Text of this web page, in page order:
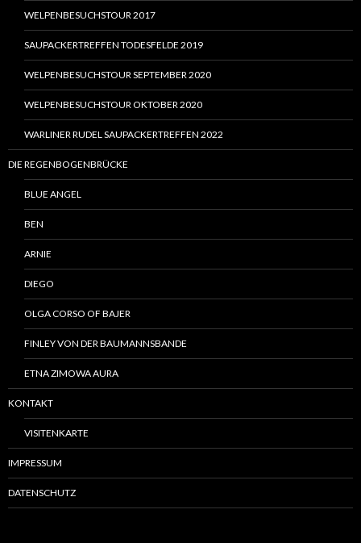
WELPENBESUCHSTOUR 2017
SAUPACKERTREFFEN TODESFELDE 2019
WELPENBESUCHSTOUR SEPTEMBER 2020
WELPENBESUCHSTOUR OKTOBER 2020
WARLINER RUDEL SAUPACKERTREFFEN 2022
DIE REGENBOGENBRÜCKE
BLUE ANGEL
BEN
ARNIE
DIEGO
OLGA CORSO OF BAJER
FINLEY VON DER BAUMANNSBANDE
ETNA ZIMOWA AURA
KONTAKT
VISITENKARTE
IMPRESSUM
DATENSCHUTZ